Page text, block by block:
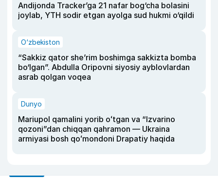
Andijonda Tracker’ga 21 nafar bog‘cha bolasini
joylab, YTH sodir etgan ayolga sud hukmi o‘qildi
O‘zbekiston
“Sakkiz qator she’rim boshimga sakkizta bomba
bo‘lgan”. Abdulla Oripovni siyosiy ayblovlardan
asrab qolgan voqea
Dunyo
Mariupol qamalini yorib oʻtgan va “Izvarino
qozoni”dan chiqqan qahramon — Ukraina
armiyasi bosh qoʻmondoni Drapatiy haqida